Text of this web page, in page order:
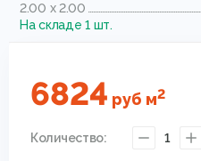
2.00 x 2.00
На складе 1 шт.
6824 руб м2
Количество: 1